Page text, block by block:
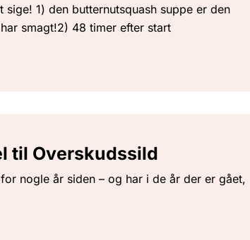
1) den butternutsquash suppe er den
smagt!2) 48 timer efter start
til Overskudssild
nogle år siden – og har i de år der er gået,